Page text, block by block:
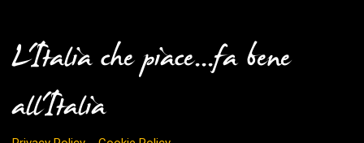
L'Italia che piace...fa bene
all'Italia